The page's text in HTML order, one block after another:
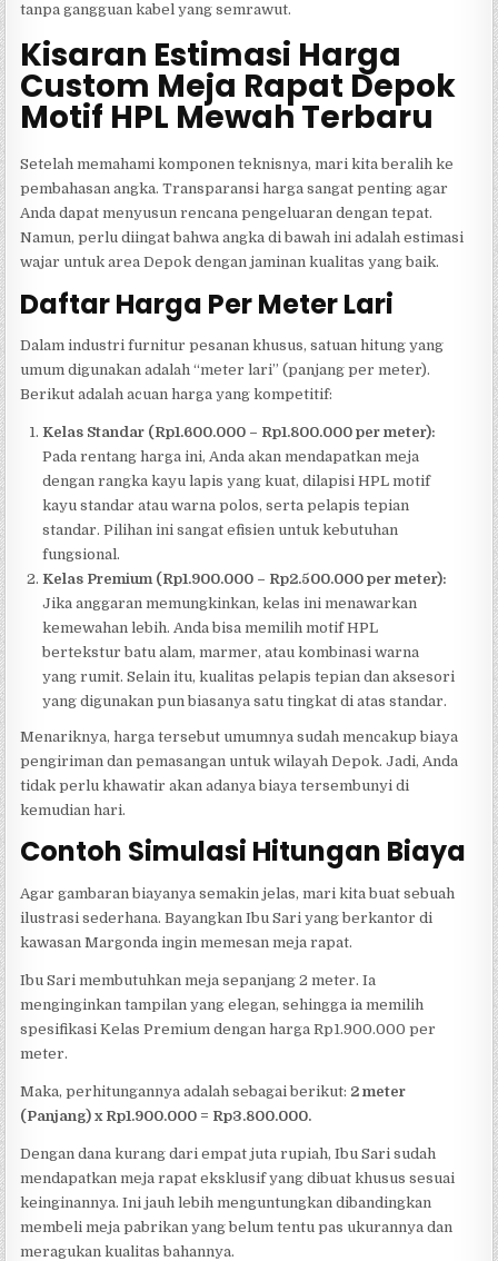
tanpa gangguan kabel yang semrawut.
Kisaran Estimasi Harga
Custom Meja Rapat Depok
Motif HPL Mewah Terbaru
Setelah memahami komponen teknisnya, mari kita beralih ke
pembahasan angka. Transparansi harga sangat penting agar
Anda dapat menyusun rencana pengeluaran dengan tepat.
Namun, perlu diingat bahwa angka di bawah ini adalah estimasi
wajar untuk area Depok dengan jaminan kualitas yang baik.
Daftar Harga Per Meter Lari
Dalam industri furnitur pesanan khusus, satuan hitung yang
umum digunakan adalah “meter lari” (panjang per meter).
Berikut adalah acuan harga yang kompetitif:
Kelas Standar (Rp1.600.000 – Rp1.800.000 per meter):
Pada rentang harga ini, Anda akan mendapatkan meja
dengan rangka kayu lapis yang kuat, dilapisi HPL motif
kayu standar atau warna polos, serta pelapis tepian
standar. Pilihan ini sangat efisien untuk kebutuhan
fungsional.
Kelas Premium (Rp1.900.000 – Rp2.500.000 per meter):
Jika anggaran memungkinkan, kelas ini menawarkan
kemewahan lebih. Anda bisa memilih motif HPL
bertekstur batu alam, marmer, atau kombinasi warna
yang rumit. Selain itu, kualitas pelapis tepian dan aksesori
yang digunakan pun biasanya satu tingkat di atas standar.
Menariknya, harga tersebut umumnya sudah mencakup biaya
pengiriman dan pemasangan untuk wilayah Depok. Jadi, Anda
tidak perlu khawatir akan adanya biaya tersembunyi di
kemudian hari.
Contoh Simulasi Hitungan Biaya
Agar gambaran biayanya semakin jelas, mari kita buat sebuah
ilustrasi sederhana. Bayangkan Ibu Sari yang berkantor di
kawasan Margonda ingin memesan meja rapat.
Ibu Sari membutuhkan meja sepanjang 2 meter. Ia
menginginkan tampilan yang elegan, sehingga ia memilih
spesifikasi Kelas Premium dengan harga Rp1.900.000 per
meter.
Maka, perhitungannya adalah sebagai berikut: 2 meter
(Panjang) x Rp1.900.000 = Rp3.800.000.
Dengan dana kurang dari empat juta rupiah, Ibu Sari sudah
mendapatkan meja rapat eksklusif yang dibuat khusus sesuai
keinginannya. Ini jauh lebih menguntungkan dibandingkan
membeli meja pabrikan yang belum tentu pas ukurannya dan
meragukan kualitas bahannya.